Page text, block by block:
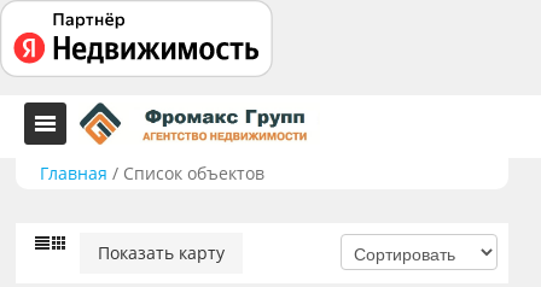
Главная / Список объектов
Показать карту